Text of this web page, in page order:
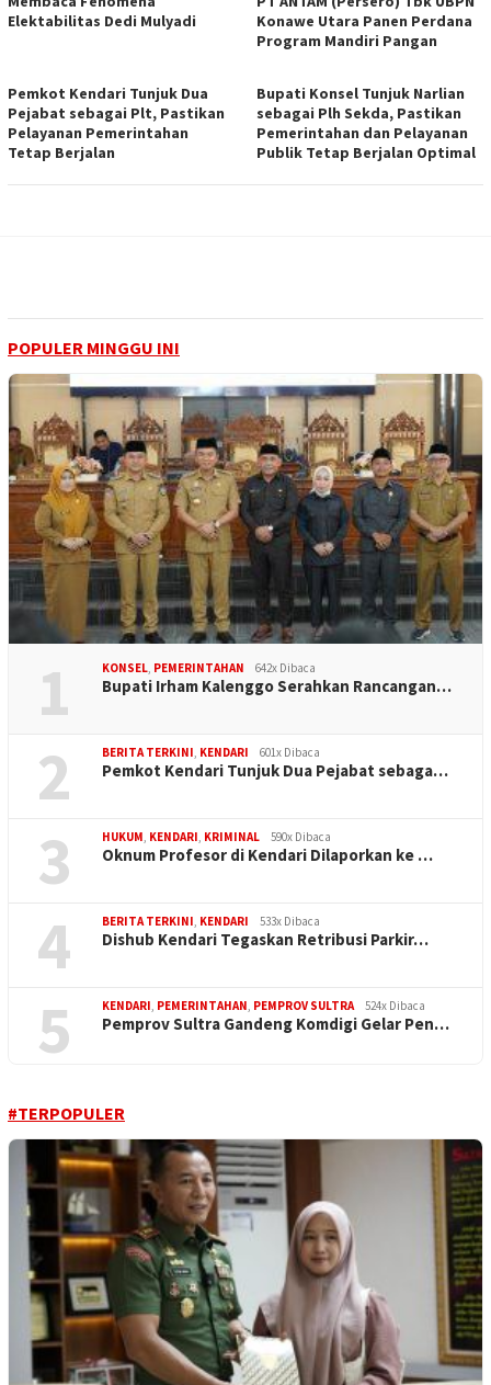
Elektabilitas Dedi Mulyadi
Konawe Utara Panen Perdana
Program Mandiri Pangan
Pemkot Kendari Tunjuk Dua
Pejabat sebagai Plt, Pastikan
Pelayanan Pemerintahan
Tetap Berjalan
Bupati Konsel Tunjuk Narlian
sebagai Plh Sekda, Pastikan
Pemerintahan dan Pelayanan
Publik Tetap Berjalan Optimal
POPULER MINGGU INI
1 KONSEL PEMERINTAHAN 642x Dibaca
Bupati Irham Kalenggo Serahkan Rancangan…
2 BERITA TERKINI KENDARI 601x Dibaca
Pemkot Kendari Tunjuk Dua Pejabat sebaga…
3 HUKUM KENDARI KRIMINAL 590x Dibaca
Oknum Profesor di Kendari Dilaporkan ke …
4 BERITA TERKINI KENDARI 533x Dibaca
Dishub Kendari Tegaskan Retribusi Parkir…
5 KENDARI PEMERINTAHAN PEMPROV SULTRA 524x Dibaca
Pemprov Sultra Gandeng Komdigi Gelar Pen…
#TERPOPULER